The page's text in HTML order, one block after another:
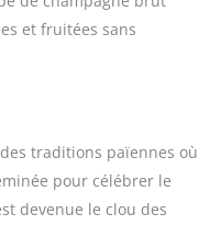
et fruitées sans
traditions païennes où
pour célébrer le
devenue le clou des